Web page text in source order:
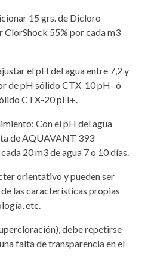
15 grs. de Dicloro
55% por cada m3
el pH del agua entre 7,2 y
de pH sólido CTX-10 pH- ó
CTX-20 pH+.
Con el pH del agua
de AQUAVANT 393
20 m3 de agua 7 o 10 días.
orientativo y pueden ser
las características propias
etc.
debe repetirse
falta de transparencia en el